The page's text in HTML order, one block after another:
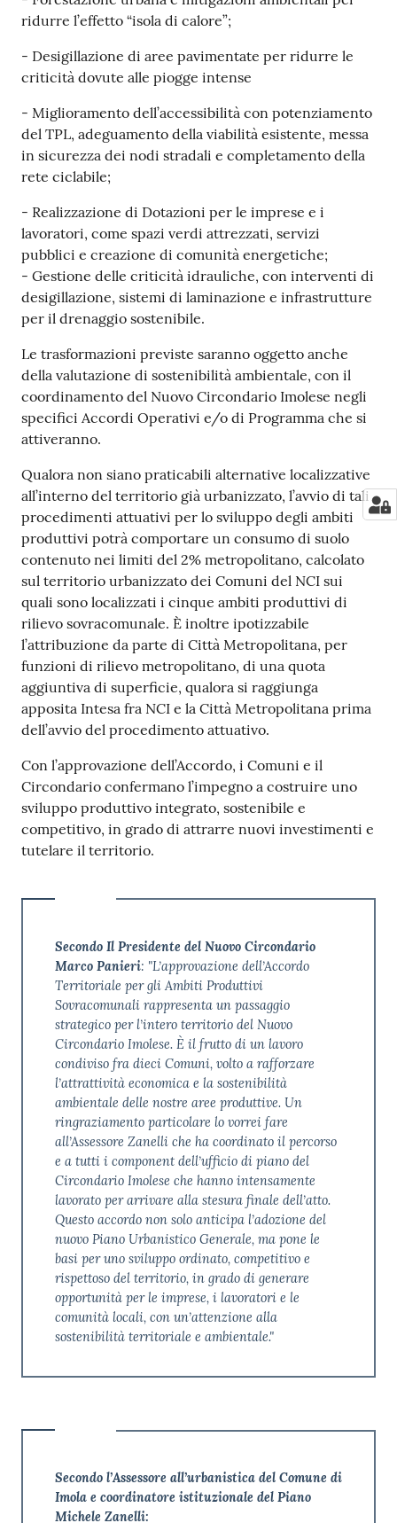
ridurre l’effetto “isola di calore”;
- Desigillazione di aree pavimentate per ridurre le
criticità dovute alle piogge intense
- Miglioramento dell’accessibilità con potenziamento
del TPL, adeguamento della viabilità esistente, messa
in sicurezza dei nodi stradali e completamento della
rete ciclabile;
- Realizzazione di Dotazioni per le imprese e i
lavoratori, come spazi verdi attrezzati, servizi
pubblici e creazione di comunità energetiche;
- Gestione delle criticità idrauliche, con interventi di
desigillazione, sistemi di laminazione e infrastrutture
per il drenaggio sostenibile.
Le trasformazioni previste saranno oggetto anche
della valutazione di sostenibilità ambientale, con il
coordinamento del Nuovo Circondario Imolese negli
specifici Accordi Operativi e/o di Programma che si
attiveranno.
Qualora non siano praticabili alternative localizzative
all’interno del territorio già urbanizzato, l’avvio di tali
procedimenti attuativi per lo sviluppo degli ambiti
produttivi potrà comportare un consumo di suolo
contenuto nei limiti del 2% metropolitano, calcolato
sul territorio urbanizzato dei Comuni del NCI sui
quali sono localizzati i cinque ambiti produttivi di
rilievo sovracomunale. È inoltre ipotizzabile
l’attribuzione da parte di Città Metropolitana, per
funzioni di rilievo metropolitano, di una quota
aggiuntiva di superficie, qualora si raggiunga
apposita Intesa fra NCI e la Città Metropolitana prima
dell’avvio del procedimento attuativo.
Con l’approvazione dell’Accordo, i Comuni e il
Circondario confermano l’impegno a costruire uno
sviluppo produttivo integrato, sostenibile e
competitivo, in grado di attrarre nuovi investimenti e
tutelare il territorio.
Secondo Il Presidente del Nuovo Circondario
Marco Panieri: "L’approvazione dell’Accordo
Territoriale per gli Ambiti Produttivi
Sovracomunali rappresenta un passaggio
strategico per l’intero territorio del Nuovo
Circondario Imolese. È il frutto di un lavoro
condiviso fra dieci Comuni, volto a rafforzare
l’attrattività economica e la sostenibilità
ambientale delle nostre aree produttive. Un
ringraziamento particolare lo vorrei fare
all’Assessore Zanelli che ha coordinato il percorso
e a tutti i component dell’ufficio di piano del
Circondario Imolese che hanno intensamente
lavorato per arrivare alla stesura finale dell’atto.
Questo accordo non solo anticipa l’adozione del
nuovo Piano Urbanistico Generale, ma pone le
basi per uno sviluppo ordinato, competitivo e
rispettoso del territorio, in grado di generare
opportunità per le imprese, i lavoratori e le
comunità locali, con un’attenzione alla
sostenibilità territoriale e ambientale."
Secondo l’Assessore all’urbanistica del Comune di
Imola e coordinatore istituzionale del Piano
Michele Zanelli: